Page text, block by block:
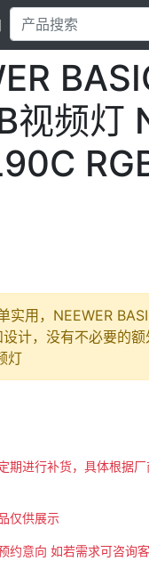
视频灯
实用，NEEWER
计，没有不必要的额
灯
期进行补货，具体根据厂
仅供展示
约意向 如若需求可咨询